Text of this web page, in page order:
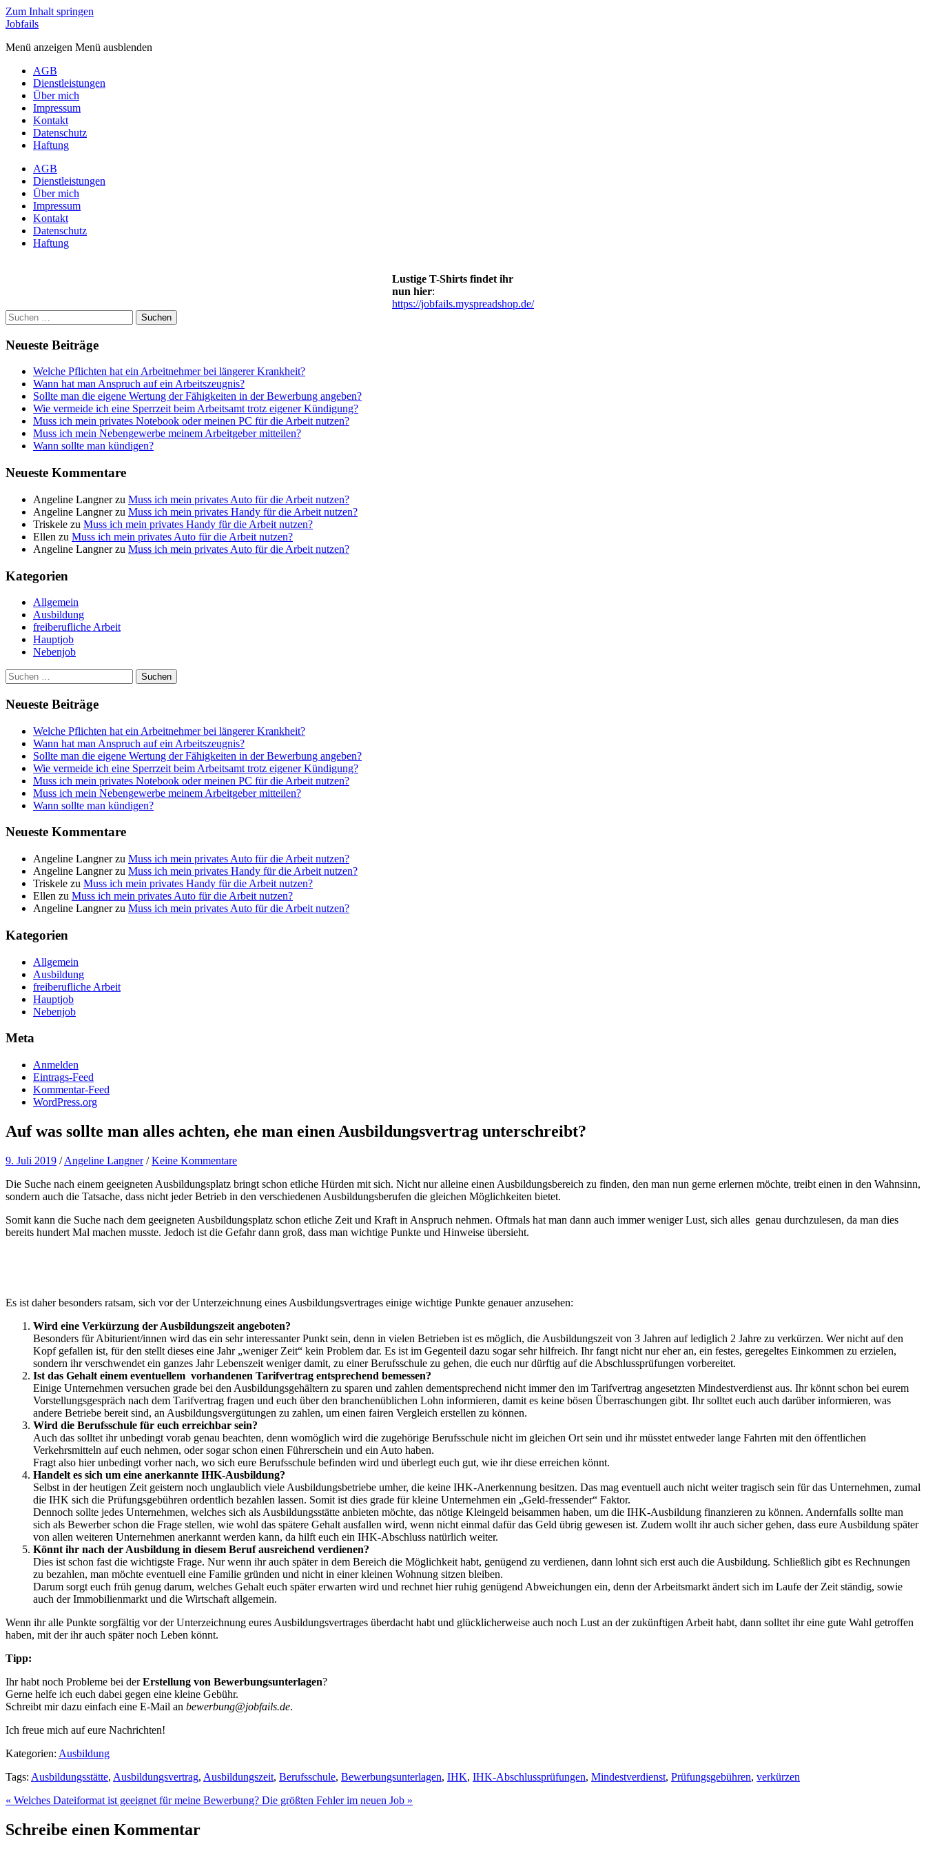
Zum Inhalt springen
Jobfails
Menü anzeigen Menü ausblenden
AGB
Dienstleistungen
Über mich
Impressum
Kontakt
Datenschutz
Haftung
AGB
Dienstleistungen
Über mich
Impressum
Kontakt
Datenschutz
Haftung
Lustige T-Shirts findet ihr
nun hier:
https://jobfails.myspreadshop.de/
Suchen
nach:
Neueste Beiträge
Welche Pflichten hat ein Arbeitnehmer bei längerer Krankheit?
Wann hat man Anspruch auf ein Arbeitszeugnis?
Sollte man die eigene Wertung der Fähigkeiten in der Bewerbung angeben?
Wie vermeide ich eine Sperrzeit beim Arbeitsamt trotz eigener Kündigung?
Muss ich mein privates Notebook oder meinen PC für die Arbeit nutzen?
Muss ich mein Nebengewerbe meinem Arbeitgeber mitteilen?
Wann sollte man kündigen?
Neueste Kommentare
Angeline Langnerzu Muss ich mein privates Auto für die Arbeit nutzen?
Angeline Langnerzu Muss ich mein privates Handy für die Arbeit nutzen?
Triskele zu Muss ich mein privates Handy für die Arbeit nutzen?
Ellen zu Muss ich mein privates Auto für die Arbeit nutzen?
Angeline Langnerzu Muss ich mein privates Auto für die Arbeit nutzen?
Kategorien
Allgemein
Ausbildung
freiberufliche Arbeit
Hauptjob
Nebenjob
Suchen
nach:
Neueste Beiträge
Welche Pflichten hat ein Arbeitnehmer bei längerer Krankheit?
Wann hat man Anspruch auf ein Arbeitszeugnis?
Sollte man die eigene Wertung der Fähigkeiten in der Bewerbung angeben?
Wie vermeide ich eine Sperrzeit beim Arbeitsamt trotz eigener Kündigung?
Muss ich mein privates Notebook oder meinen PC für die Arbeit nutzen?
Muss ich mein Nebengewerbe meinem Arbeitgeber mitteilen?
Wann sollte man kündigen?
Neueste Kommentare
Angeline Langnerzu Muss ich mein privates Auto für die Arbeit nutzen?
Angeline Langnerzu Muss ich mein privates Handy für die Arbeit nutzen?
Triskele zu Muss ich mein privates Handy für die Arbeit nutzen?
Ellen zu Muss ich mein privates Auto für die Arbeit nutzen?
Angeline Langnerzu Muss ich mein privates Auto für die Arbeit nutzen?
Kategorien
Allgemein
Ausbildung
freiberufliche Arbeit
Hauptjob
Nebenjob
Meta
Anmelden
Eintrags-Feed
Kommentar-Feed
WordPress.org
Auf was sollte man alles achten, ehe man einen Ausbildungsvertrag unterschreibt?
9. Juli 2019 /Angeline Langner /Keine Kommentare
Die Suche nach einem geeigneten Ausbildungsplatz bringt schon etliche Hürden mit sich. Nicht nur alleine einen Ausbildungsbereich zu finden, den man nun gerne erlernen möchte, treibt einen in den Wahnsinn,
sondern auch die Tatsache, dass nicht jeder Betrieb in den verschiedenen Ausbildungsberufen die gleichen Möglichkeiten bietet.
Somit kann die Suche nach dem geeigneten Ausbildungsplatz schon etliche Zeit und Kraft in Anspruch nehmen. Oftmals hat man dann auch immer weniger Lust, sich alles genau durchzulesen, da man dies
bereits hundert Mal machen musste. Jedoch ist die Gefahr dann groß, dass man wichtige Punkte und Hinweise übersieht.
Es ist daher besonders ratsam, sich vor der Unterzeichnung eines Ausbildungsvertrages einige wichtige Punkte genauer anzusehen:
Wird eine Verkürzung der Ausbildungszeit angeboten?
Besonders für Abiturient/innen wird das ein sehr interessanter Punkt sein, denn in vielen Betrieben ist es möglich, die Ausbildungszeit von 3 Jahren auf lediglich 2 Jahre zu verkürzen. Wer nicht auf den
Kopf gefallen ist, für den stellt dieses eine Jahr „weniger Zeit“ kein Problem dar. Es ist im Gegenteil dazu sogar sehr hilfreich. Ihr fangt nicht nur eher an, ein festes, geregeltes Einkommen zu erzielen,
sondern ihr verschwendet ein ganzes Jahr Lebenszeit weniger damit, zu einer Berufsschule zu gehen, die euch nur dürftig auf die Abschlussprüfungen vorbereitet.
Ist das Gehalt einem eventuellem vorhandenen Tarifvertrag entsprechend bemessen?
Einige Unternehmen versuchen grade bei den Ausbildungsgehältern zu sparen und zahlen dementsprechend nicht immer den im Tarifvertrag angesetzten Mindestverdienst aus. Ihr könnt schon bei eurem
Vorstellungsgespräch nach dem Tarifvertrag fragen und euch über den branchenüblichen Lohn informieren, damit es keine bösen Überraschungen gibt. Ihr solltet euch auch darüber informieren, was
andere Betriebe bereit sind, an Ausbildungsvergütungen zu zahlen, um einen fairen Vergleich erstellen zu können.
Wird die Berufsschule für euch erreichbar sein?
Auch das solltet ihr unbedingt vorab genau beachten, denn womöglich wird die zugehörige Berufsschule nicht im gleichen Ort sein und ihr müsstet entweder lange Fahrten mit den öffentlichen
Verkehrsmitteln auf euch nehmen, oder sogar schon einen Führerschein und ein Auto haben.
Fragt also hier unbedingt vorher nach, wo sich eure Berufsschule befinden wird und überlegt euch gut, wie ihr diese erreichen könnt.
Handelt es sich um eine anerkannte IHK-Ausbildung?
Selbst in der heutigen Zeit geistern noch unglaublich viele Ausbildungsbetriebe umher, die keine IHK-Anerkennung besitzen. Das mag eventuell auch nicht weiter tragisch sein für das Unternehmen, zumal
die IHK sich die Prüfungsgebühren ordentlich bezahlen lassen. Somit ist dies grade für kleine Unternehmen ein „Geld-fressender“ Faktor.
Dennoch sollte jedes Unternehmen, welches sich als Ausbildungsstätte anbieten möchte, das nötige Kleingeld beisammen haben, um die IHK-Ausbildung finanzieren zu können. Andernfalls sollte man
sich als Bewerber schon die Frage stellen, wie wohl das spätere Gehalt ausfallen wird, wenn nicht einmal dafür das Geld übrig gewesen ist. Zudem wollt ihr auch sicher gehen, dass eure Ausbildung später
von allen weiteren Unternehmen anerkannt werden kann, da hilft euch ein IHK-Abschluss natürlich weiter.
Könnt ihr nach der Ausbildung in diesem Beruf ausreichend verdienen?
Dies ist schon fast die wichtigste Frage. Nur wenn ihr auch später in dem Bereich die Möglichkeit habt, genügend zu verdienen, dann lohnt sich erst auch die Ausbildung. Schließlich gibt es Rechnungen
zu bezahlen, man möchte eventuell eine Familie gründen und nicht in einer kleinen Wohnung sitzen bleiben.
Darum sorgt euch früh genug darum, welches Gehalt euch später erwarten wird und rechnet hier ruhig genügend Abweichungen ein, denn der Arbeitsmarkt ändert sich im Laufe der Zeit ständig, sowie
auch der Immobilienmarkt und die Wirtschaft allgemein.
Wenn ihr alle Punkte sorgfältig vor der Unterzeichnung eures Ausbildungsvertrages überdacht habt und glücklicherweise auch noch Lust an der zukünftigen Arbeit habt, dann solltet ihr eine gute Wahl getroffen
haben, mit der ihr auch später noch Leben könnt.
Tipp:
Ihr habt noch Probleme bei derErstellung von Bewerbungsunterlagen?
Gerne helfe ich euch dabei gegen eine kleine Gebühr.
Schreibt mir dazu einfach eine E-Mail an bewerbung@jobfails.de.
Ich freue mich auf eure Nachrichten!
Kategorien: Ausbildung
Tags: Ausbildungsstätte, Ausbildungsvertrag, Ausbildungszeit, Berufsschule, Bewerbungsunterlagen, IHK, IHK-Abschlussprüfungen, Mindestverdienst, Prüfungsgebühren, verkürzen
« Welches Dateiformat ist geeignet für meine Bewerbung? Die größten Fehler im neuen Job »
Schreibe einen Kommentar